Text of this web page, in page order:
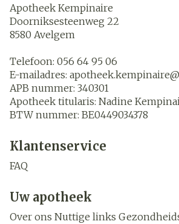
Apotheek Kempinaire
Doorniksesteenweg 22
8580 Avelgem
Telefoon: 056 64 95 06
E-mailadres: apotheek.kempinaire@
APB nummer: 340301
Apotheek titularis: Nadine
BTW nummer: BE0449034378
Klantenservice
FAQ
Uw apotheek
Over ons Nuttige links